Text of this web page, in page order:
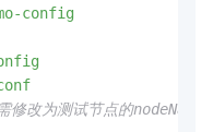
config
修改为测试节点的nodeName